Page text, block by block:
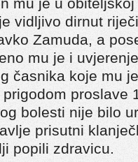
vidljivo dirnut
Zamuda, a
mu je i
časnika koje mu
proslave
bolesti nije bilo
prisutni
popili zdravicu.